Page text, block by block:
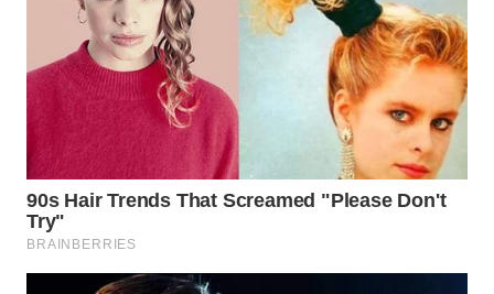
WN
KARAWANG
WN
BEKASI
WN
BOGOR